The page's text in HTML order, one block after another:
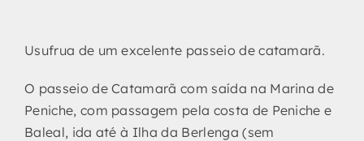
Usufrua de um excelente passeio de catamarã.
O passeio de Catamarã com saída na Marina de
Peniche, com passagem pela costa de Peniche e
Baleal, ida até à Ilha da Berlenga (sem